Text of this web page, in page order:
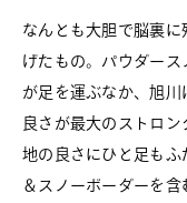
なんとも大胆で脳裏
げたもの。パウダー
が足を運ぶなか、旭
良さが最大のストロ
地の良さにひと足も
＆スノーボーダーを